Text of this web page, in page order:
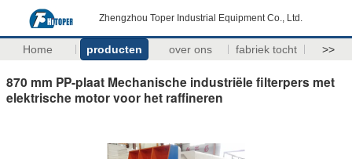
Zhengzhou Toper Industrial Equipment Co., Ltd.
Home producten over ons fabriek tocht >>
870 mm PP-plaat Mechanische industriële filterpers met
elektrische motor voor het raffineren